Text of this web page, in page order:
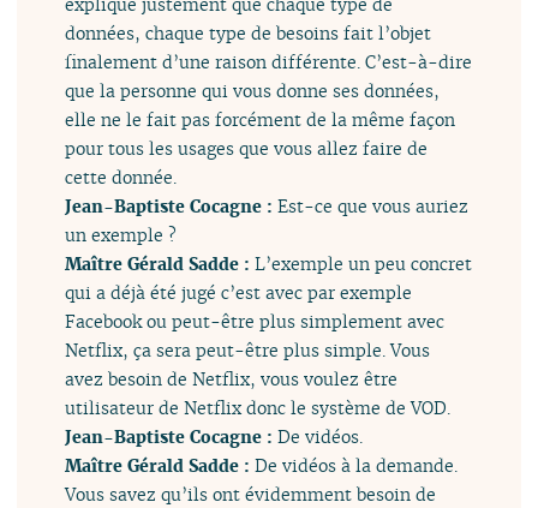
données, chaque type de besoins fait l’objet
finalement d’une raison différente. C’est-à-dire
que la personne qui vous donne ses données,
elle ne le fait pas forcément de la même façon
pour tous les usages que vous allez faire de
cette donnée.
Jean-Baptiste Cocagne :Est-ce que vous auriez
un exemple ?
Maître Gérald Sadde :L’exemple un peu concret
qui a déjà été jugé c’est avec par exemple
Facebook ou peut-être plus simplement avec
Netflix, ça sera peut-être plus simple. Vous
avez besoin de Netflix, vous voulez être
utilisateur de Netflix donc le système de VOD.
Jean-Baptiste Cocagne :De vidéos.
Maître Gérald Sadde :De vidéos à la demande.
Vous savez qu’ils ont évidemment besoin de